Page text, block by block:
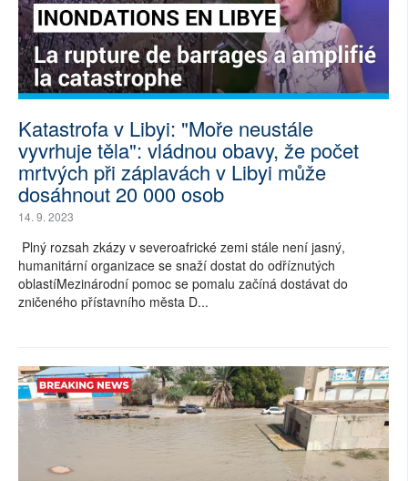
Katastrofa v Libyi: "Moře neustále
vyvrhuje těla": vládnou obavy, že počet
mrtvých při záplavách v Libyi může
dosáhnout 20 000 osob
14. 9. 2023
Plný rozsah zkázy v severoafrické zemi stále není jasný,
humanitární organizace se snaží dostat do odříznutých
oblastíMezinárodní pomoc se pomalu začíná dostávat do
zničeného přístavního města D...